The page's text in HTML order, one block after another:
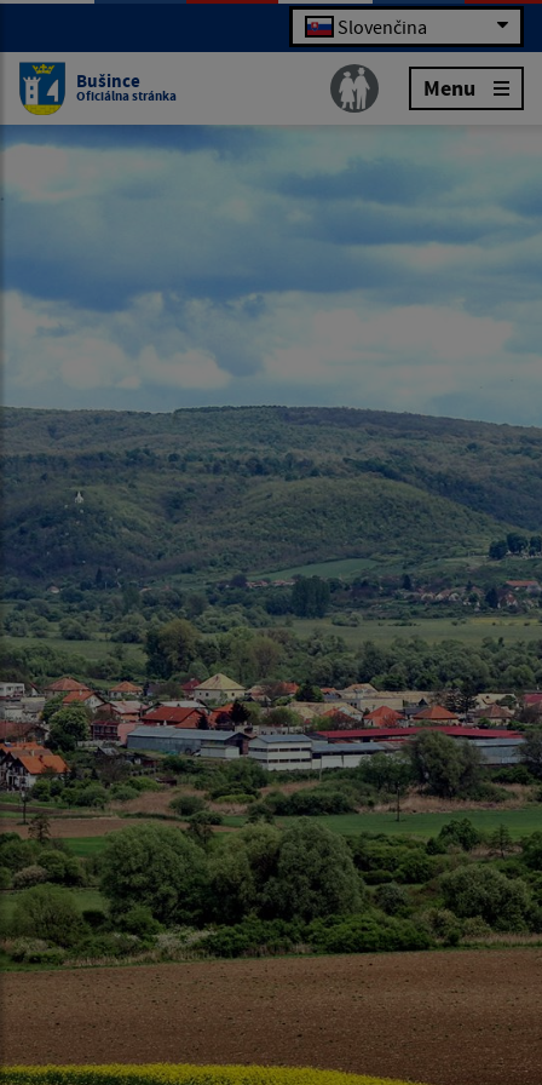
Slovenčina
Bušince
Oficiálna stránka Menu